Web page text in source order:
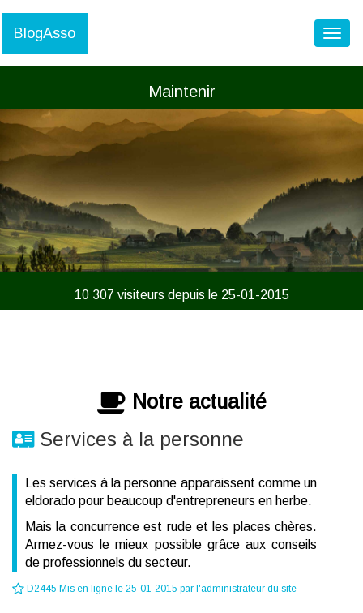
BlogAsso
Maintenir
10 307 visiteurs depuis le 25-01-2015
Notre actualité
Services à la personne
Les services à la personne apparaissent comme un
eldorado pour beaucoup d'entrepreneurs en herbe.
Mais la concurrence est rude et les places chères.
Armez-vous le mieux possible grâce aux conseils
de professionnels du secteur.
D2445 Mis en ligne le 25-01-2015 par l'administrateur du site